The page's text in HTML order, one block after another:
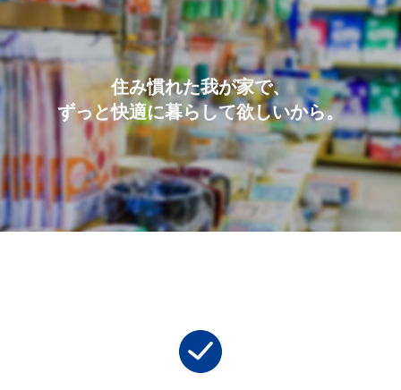
住み慣れた我が家で、
ずっと快適に暮らして欲しいから。